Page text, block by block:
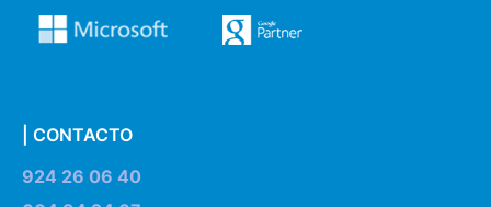
| CONTACTO
924 26 06 40